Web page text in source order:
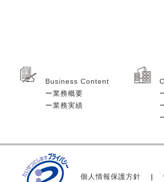
Business Content
ー業務概要
ー業務実績
個人情報保護方針 |